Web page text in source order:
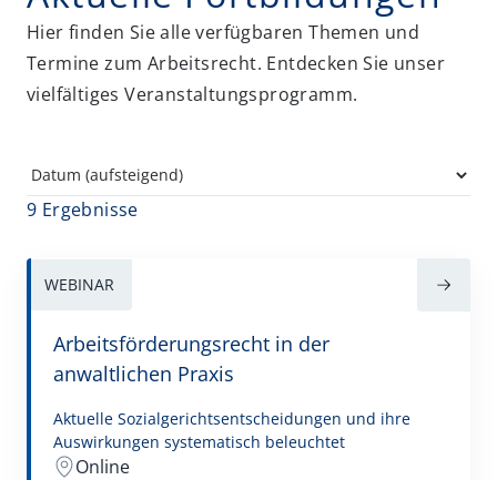
Erbrecht und Nachfolge
FAO-Fortbildungen
Gesellschaftsrecht
IT-Recht und Datenschutz
Künstliche Intelligenz (KI)
Miet- und WEG-Recht
Öffentliche Hand
Risk und Compliance
Sozialrecht
Steuerrecht
Hier finden Sie alle verfügbaren Themen und
Termine zum Arbeitsrecht. Entdecken Sie unser
vielfältiges Veranstaltungsprogramm.
9 Ergebnisse
WEBINAR
Arbeitsförderungsrecht in der
anwaltlichen Praxis
Aktuelle Sozialgerichtsentscheidungen und ihre
Auswirkungen systematisch beleuchtet
Online